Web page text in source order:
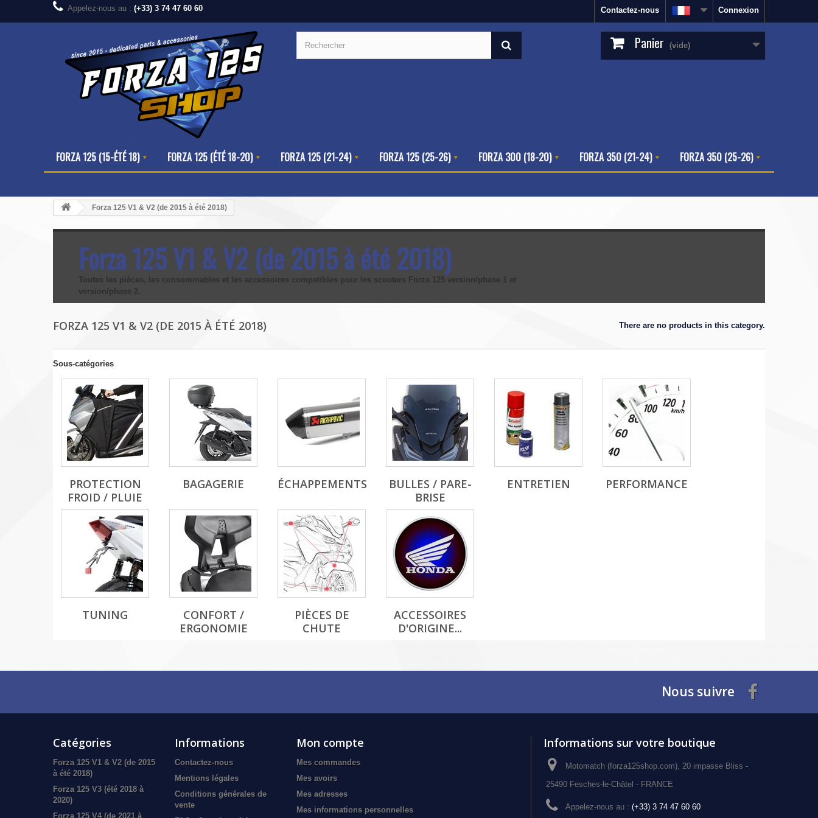
Connexion
Contactez-nous
Appelez-nous au : (+33) 3 74 47 60 60
Panier (vide)
FORZA 125 (15-ÉTÉ 18) FORZA 125 (ÉTÉ 18-20) FORZA 125 (21-24) FORZA 125 (25-26) FORZA 300 (18-20) FORZA 350 (21-24) FORZA 350 (25-26)
Forza 125 V1 & V2 (de 2015 à été 2018)
Forza 125 V1 & V2 (de 2015 à été 2018)
Toutes les pièces, les consommables et les accessoires compatibles pour les scooters Forza 125 version/phase 1 et
version/phase 2.
FORZA 125 V1 & V2 (DE 2015 À ÉTÉ 2018) There are no products in this category.
Sous-catégories
PROTECTION
FROID / PLUIE
BAGAGERIE ÉCHAPPEMENTS
BULLES / PARE-
BRISE
ENTRETIEN PERFORMANCE
TUNING
CONFORT /
ERGONOMIE
PIÈCES DE
CHUTE
ACCESSOIRES
D'ORIGINE...
Nous suivre
Catégories
Forza 125 V1 & V2 (de 2015
à été 2018)
Forza 125 V3 (été 2018 à
2020)
Forza 125 V4 (de 2021 à
Informations
Contactez-nous
Mentions légales
Conditions générales de
vente
Mon compte
Mes commandes
Mes avoirs
Mes adresses
Mes informations personnelles
Informations sur votre boutique
Motomatch (forza125shop.com), 20 impasse Bliss -
25490 Fesches-le-Châtel - FRANCE
Appelez-nous au : (+33) 3 74 47 60 60